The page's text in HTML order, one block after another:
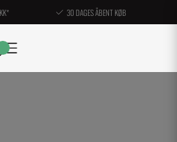
30 DAGES ÅBENT KØB